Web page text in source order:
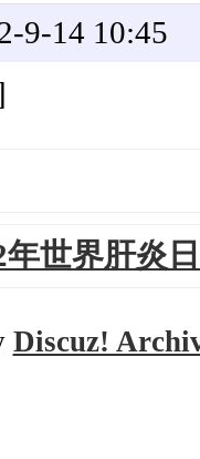
9-14 10:45
年世界肝炎
Discuz!